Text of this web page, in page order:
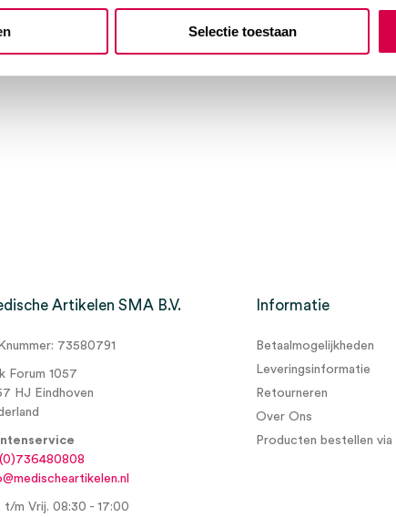
Selectie toestaan
Artikelen SMA B.V.
73580791
Forum 1057
HJ Eindhoven
t/m Vrij. 08:30 - 17:00
Informatie
Betaalmogelijkheden
Leveringsinformatie
Retourneren
Over Ons
Producten bestellen